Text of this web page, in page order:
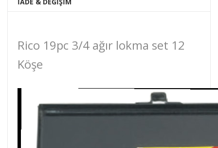
Rico 19pc 3/4 ağır lokma set 12
Köşe